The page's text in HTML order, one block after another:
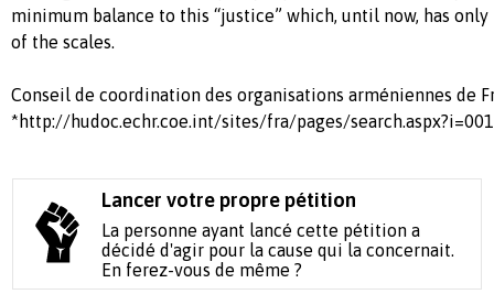
minimum balance to this “justice” which, until now, has only
of the scales.
Conseil de coordination des organisations arméniennes de
*http://hudoc.echr.coe.int/sites/fra/pages/
Lancer votre propre pétition
La personne ayant lancé cette pétition a
décidé d'agir pour la cause qui la concernait.
En ferez-vous de même ?